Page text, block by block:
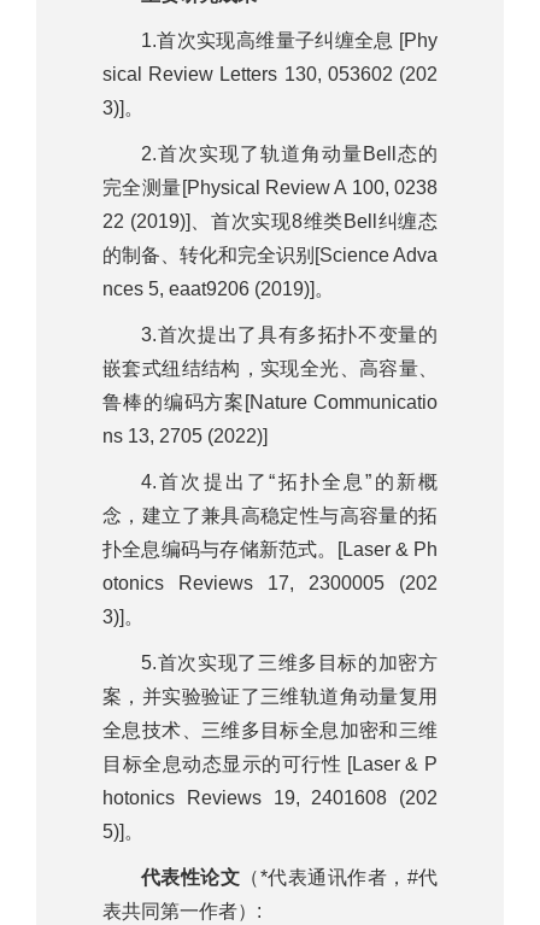
1.首次实现高维量子纠缠全息 [Phy
sical Review Letters 130, 053602 (202
3)]。
2.首次实现了轨道角动量Bell态的
完全测量[Physical Review A 100, 0238
22 (2019)]、首次实现8维类Bell纠缠态
的制备、转化和完全识别[Science Adva
nces 5, eaat9206 (2019)]。
3.首次提出了具有多拓扑不变量的
嵌套式纽结结构，实现全光、高容量、
鲁棒的编码方案[Nature Communicatio
ns 13, 2705 (2022)]
4.首次提出了“拓扑全息”的新概
念，建立了兼具高稳定性与高容量的拓
扑全息编码与存储新范式。[Laser & Ph
otonics Reviews 17, 2300005 (202
3)]。
5.首次实现了三维多目标的加密方
案，并实验验证了三维轨道角动量复用
全息技术、三维多目标全息加密和三维
目标全息动态显示的可行性 [Laser & P
hotonics Reviews 19, 2401608 (202
5)]。
代表性论文 （*代表通讯作者，#代
表共同第一作者）: